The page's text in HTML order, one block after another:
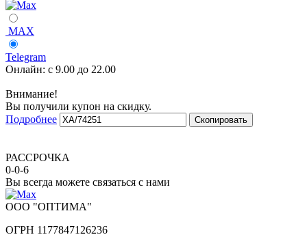
MAX
Telegram
Онлайн: с 9.00 до 22.00
Внимание!
Вы получили купон на скидку.
Подробнее
Скопировать
РАССРОЧКА
0-0-6
Вы всегда можете связаться с нами
ООО "ОПТИМА"
ОГРН 1177847126236